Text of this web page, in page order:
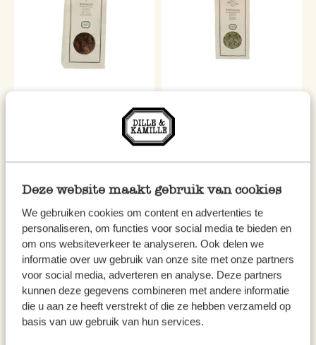
Deze website maakt gebruik van cookies
We gebruiken cookies om content en advertenties te
personaliseren, om functies voor social media te bieden en
om ons websiteverkeer te analyseren. Ook delen we
informatie over uw gebruik van onze site met onze partners
voor social media, adverteren en analyse. Deze partners
kunnen deze gegevens combineren met andere informatie
die u aan ze heeft verstrekt of die ze hebben verzameld op
basis van uw gebruik van hun services.
biologique 30 g
5,95 €